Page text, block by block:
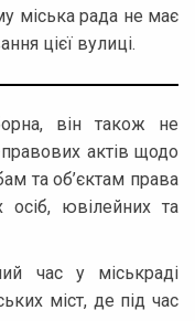
міська рада не має
цієї вулиці.
він також не
актів щодо
та об’єктам права
осіб, ювілейних та
час у міськраді
міст, де під час